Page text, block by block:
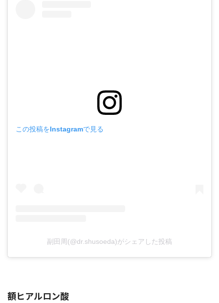
この投稿をInstagramで見る
副田周(@dr.shusoeda)がシェアした投稿
額ヒアルロン酸